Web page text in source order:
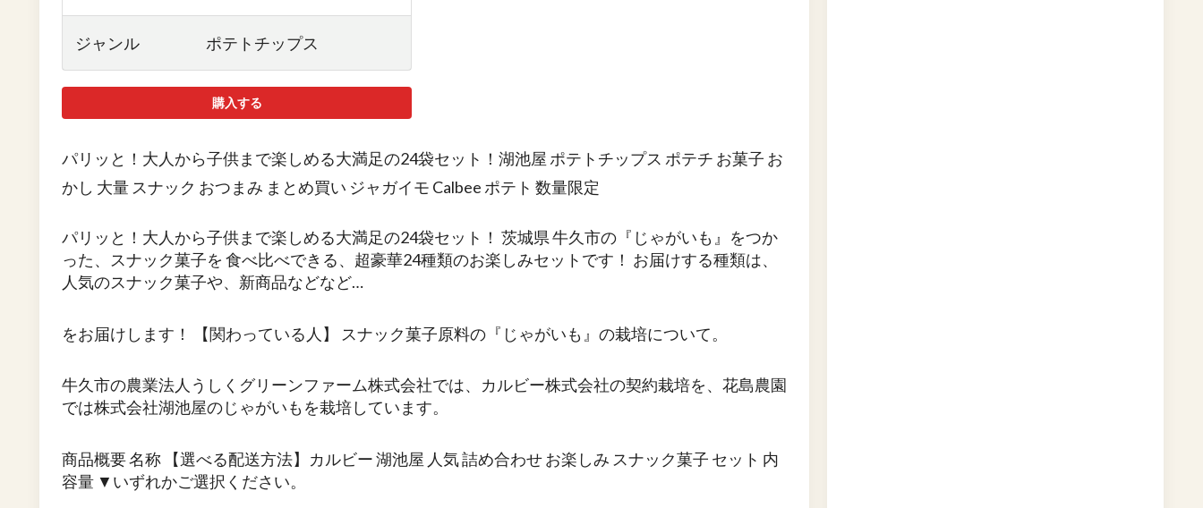
ジャンル ポテトチップス
購入する
パリッと！大人から子供まで楽しめる大満足の24袋セット！湖池屋 ポテトチップス ポテチ お菓子 お
かし 大量 スナック おつまみ まとめ買い ジャガイモ Calbee ポテト 数量限定
パリッと！大人から子供まで楽しめる大満足の24袋セット！ 茨城県 牛久市の『じゃがいも』をつか
った、スナック菓子を 食べ比べできる、超豪華24種類のお楽しみセットです！ お届けする種類は、
人気のスナック菓子や、新商品などなど…
をお届けします！ 【関わっている人】 スナック菓子原料の『じゃがいも』の栽培について。
牛久市の農業法人うしくグリーンファーム株式会社では、カルビー株式会社の契約栽培を、花島農園
では株式会社湖池屋のじゃがいもを栽培しています。
商品概要 名称 【選べる配送方法】カルビー 湖池屋 人気 詰め合わせ お楽しみ スナック菓子 セット 内
容量 ▼いずれかご選択ください。